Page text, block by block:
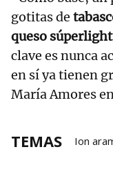
gotitas de
queso súperlight
clave es nunca
en sí ya tienen
María Amores
TEMAS Ion